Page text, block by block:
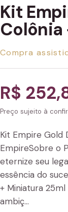
Kit
Colônia
Compra
R$
Preço sujeito à
Kit Empire Gold
EmpireSobre o
eternize seu
essência do
+ Miniatura
ambiç…